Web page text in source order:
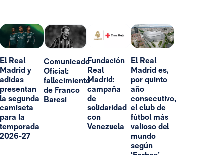
El Real
Madrid y
adidas
presentan
la segunda
camiseta
para la
temporada
2026-27
Comunicado
Oficial:
fallecimiento
de Franco
Baresi
Fundación
Real
Madrid:
campaña
de
solidaridad
con
Venezuela
El Real
Madrid es,
por quinto
año
consecutivo,
el club de
fútbol más
valioso del
mundo
según